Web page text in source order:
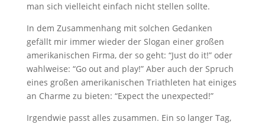
man sich vielleicht einfach nicht stellen sollte.
In dem Zusammenhang mit solchen Gedanken
gefällt mir immer wieder der Slogan einer großen
amerikanischen Firma, der so geht: “Just do it!” oder
wahlweise: “Go out and play!” Aber auch der Spruch
eines großen amerikanischen Triathleten hat einiges
an Charme zu bieten: “Expect the unexpected!”
Irgendwie passt alles zusammen. Ein so langer Tag,